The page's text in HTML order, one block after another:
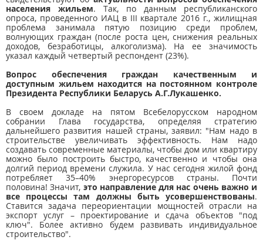
населения жильем. Так, по данным республиканского
опроса, проведенного ИАЦ в III квартале 2016 г., жилищная
проблема занимала пятую позицию среди проблем,
волнующих граждан (после роста цен, снижения реальных
доходов, безработицы, алкоголизма). На ее значимость
указал каждый четвертый респондент (23%).
Вопрос обеспечения граждан качественным и
доступным жильем находится на постоянном контроле
Президента Республики Беларусь А.Г.Лукашенко.
В своем докладе на пятом Всебелорусском народном
собрании Глава государства, определяя стратегию
дальнейшего развития нашей страны, заявил: "Нам надо в
строительстве увеличивать эффективность. Нам надо
создавать современные материалы, чтобы дом или квартиру
можно было построить быстро, качественно и чтобы она
долгий период времени служила. У нас сегодня жилой фонд
потребляет 35–40% энергоресурсов страны. Почти
половина! Значит, это направление для нас очень важно и
все процессы там должны быть усовершенствованы.
Ставится задача переориентации мощностей отрасли на
экспорт услуг – проектирование и сдача объектов "под
ключ". Более активно будем развивать индивидуальное
строительство".